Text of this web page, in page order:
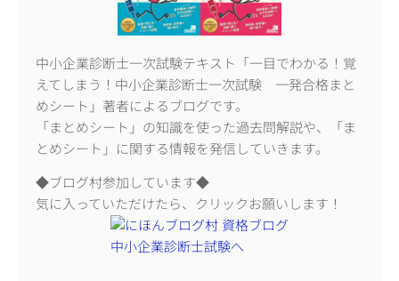
中小企業診断士一次試験テキスト「一目でわかる！覚
えてしまう！中小企業診断士一次試験 一発合格まと
めシート」著者によるブログです。
「まとめシート」の知識を使った過去問解説や、「ま
とめシート」に関する情報を発信していきます。
◆ブログ村参加しています◆
気に入っていただけたら、クリックお願いします！